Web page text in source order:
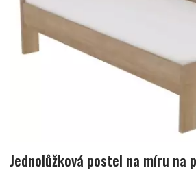
Jednolůžková postel na míru na